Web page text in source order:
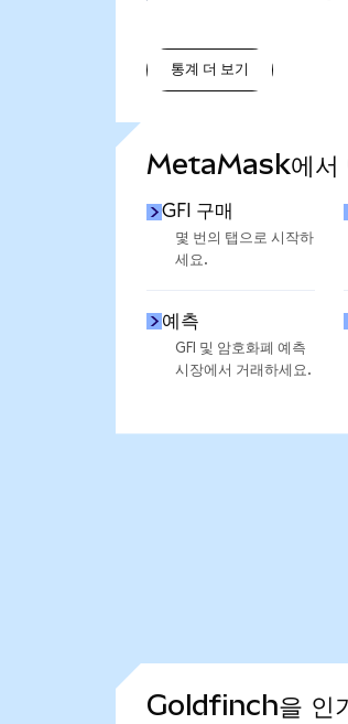
통계 더 보기
MetaMask에서
GFI 구매
몇 번의 탭으로 시작하
세요.
예측
GFI 및 암호화폐 예측
시장에서 거래하세요.
Goldfinch을 인